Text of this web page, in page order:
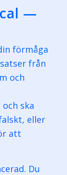
—
förmåga
från
och
ska
eller
att
Du